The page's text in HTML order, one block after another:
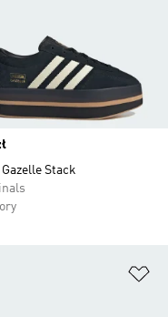
Gazelle Stack